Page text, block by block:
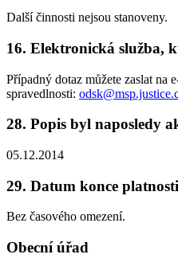
Další činnosti nejsou stanoveny.
16. Elektronická služba,
Případný dotaz můžete zaslat na
spravedlnosti:
28. Popis byl naposledy
05.12.2014
29. Datum konce
Bez časového omezení.
Obecní úřad